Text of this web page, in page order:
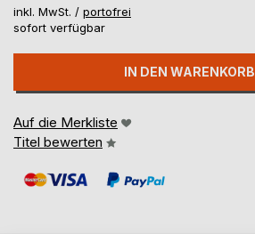
inkl. MwSt. / portofrei
sofort verfügbar
IN DEN WARENKORB
Auf die Merkliste
Titel bewerten